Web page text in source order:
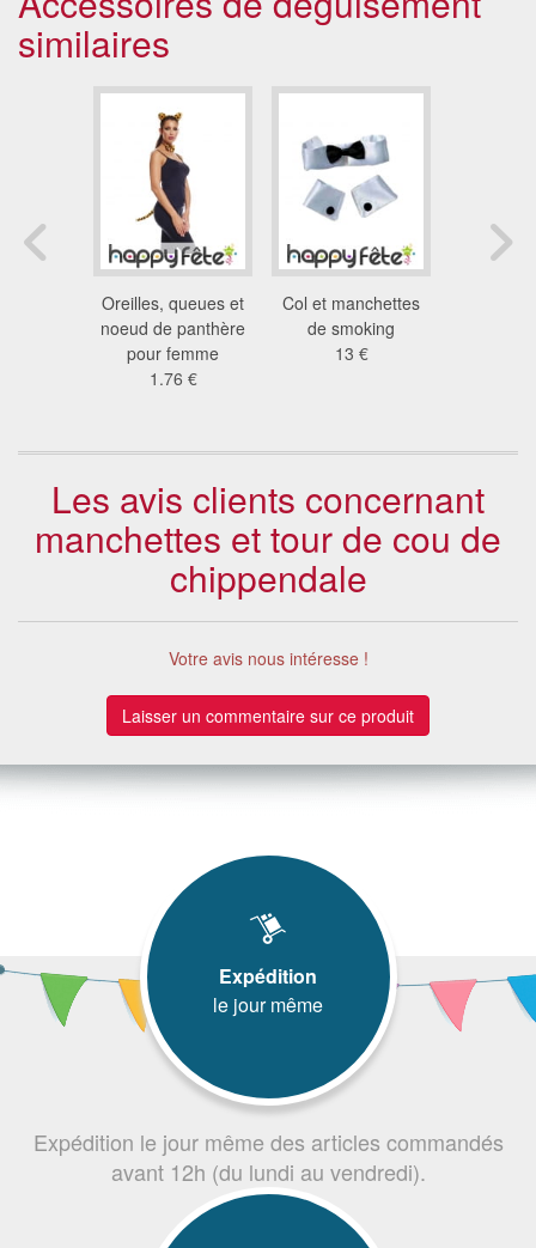
similaires
Oreilles, queues et
noeud de panthère
pour femme
1.76 €
Col et manchettes
de smoking
13 €
Les avis clients concernant
manchettes et tour de cou de
chippendale
Votre avis nous intéresse !
Laisser un commentaire sur ce produit
Expédition
le jour même
Expédition le jour même des articles commandés
avant 12h (du lundi au vendredi).